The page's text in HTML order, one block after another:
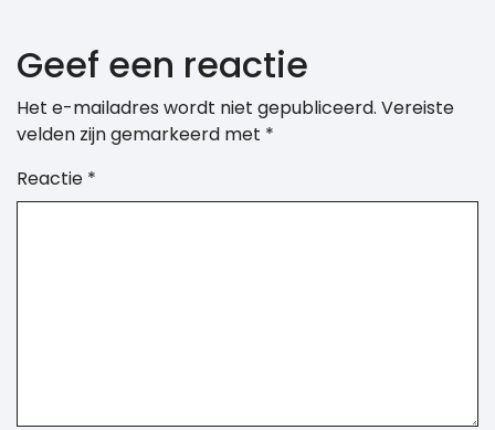
Geef een reactie
Het e-mailadres wordt niet gepubliceerd. Vereiste
velden zijn gemarkeerd met *
Reactie *